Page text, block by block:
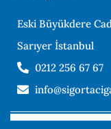
Eski Büyükdere
Sarıyer İstanbul
0212 256 67 67